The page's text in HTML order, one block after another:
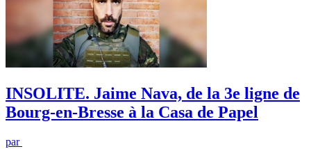
INSOLITE. Jaime Nava, de la 3e ligne de
Bourg-en-Bresse à la Casa de Papel
par